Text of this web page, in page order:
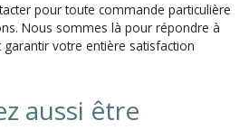
pour toute commande particulière
Nous sommes là pour répondre à
votre entière satisfaction
aussi être